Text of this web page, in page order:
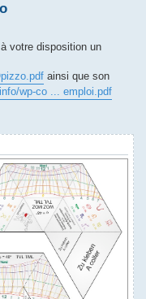
votre disposition un
ainsi que son
wp-co ... emploi.pdf